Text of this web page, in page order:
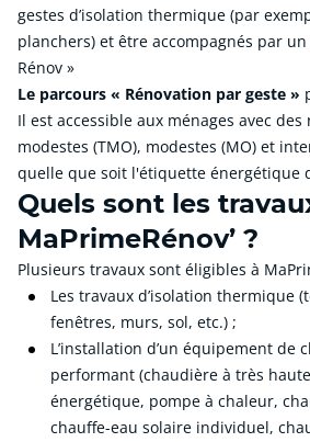
gestes d’isolation thermique (par
planchers) et être accompagnés par
Rénov »
Le parcours « Rénovation par geste »
Il est accessible aux ménages avec des
modestes (TMO), modestes (MO) et
quelle que soit l'étiquette énergétique
Quels sont les
MaPrimeRénov’ ?
Plusieurs travaux sont éligibles à
Les travaux d’isolation thermique
fenêtres, murs, sol, etc.) ;
L’installation d’un équipement de
performant (chaudière à très
énergétique, pompe à chaleur,
chauffe-eau solaire individuel,